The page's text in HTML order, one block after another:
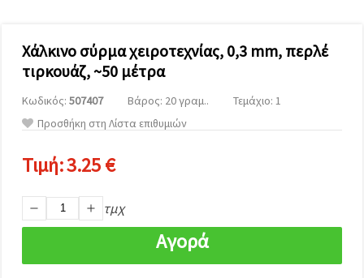
άλλων με
τη βοήθεια
των
συνεργατών
μας για
χρησιμοποιήσετε
όλα τα
cookies
Χάλκινο σύρμα χειροτεχνίας, 0,3 mm, περλέ
τιρκουάζ, ~50 μέτρα
Κωδικός: 507407 Βάρος: 20 γραμ..
Τεμάχιο: 1
Προσθήκη στη Λίστα επιθυμιών
Τιμή:3.25 €
τμχ
Αγορά